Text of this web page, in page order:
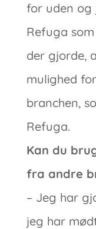
for uden og
Refuga
der gjorde,
mulighed
branchen,
Refuga.
Kan du
fra andre
– Jeg har
jeg har